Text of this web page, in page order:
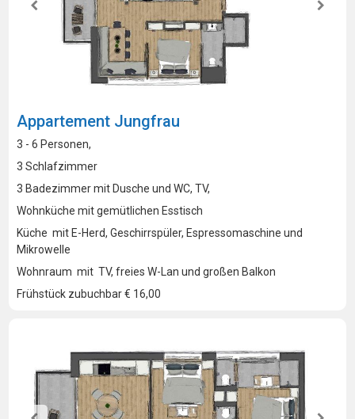
Appartement Jungfrau
3 - 6 Personen,
3 Schlafzimmer
3 Badezimmer mit Dusche und WC, TV,
Wohnküche mit gemütlichen Esstisch
Küche mit E-Herd, Geschirrspüler, Espressomaschine und
Mikrowelle
Wohnraum mit TV, freies W-Lan und großen Balkon
Frühstück zubuchbar € 16,00